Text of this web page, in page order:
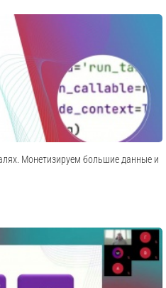
Монетизируем большие данные и